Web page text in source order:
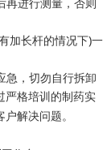
再进行测量，否则
加长杆的情况下)一
急，切勿自行拆卸
严格培训的制药实
解决问题。